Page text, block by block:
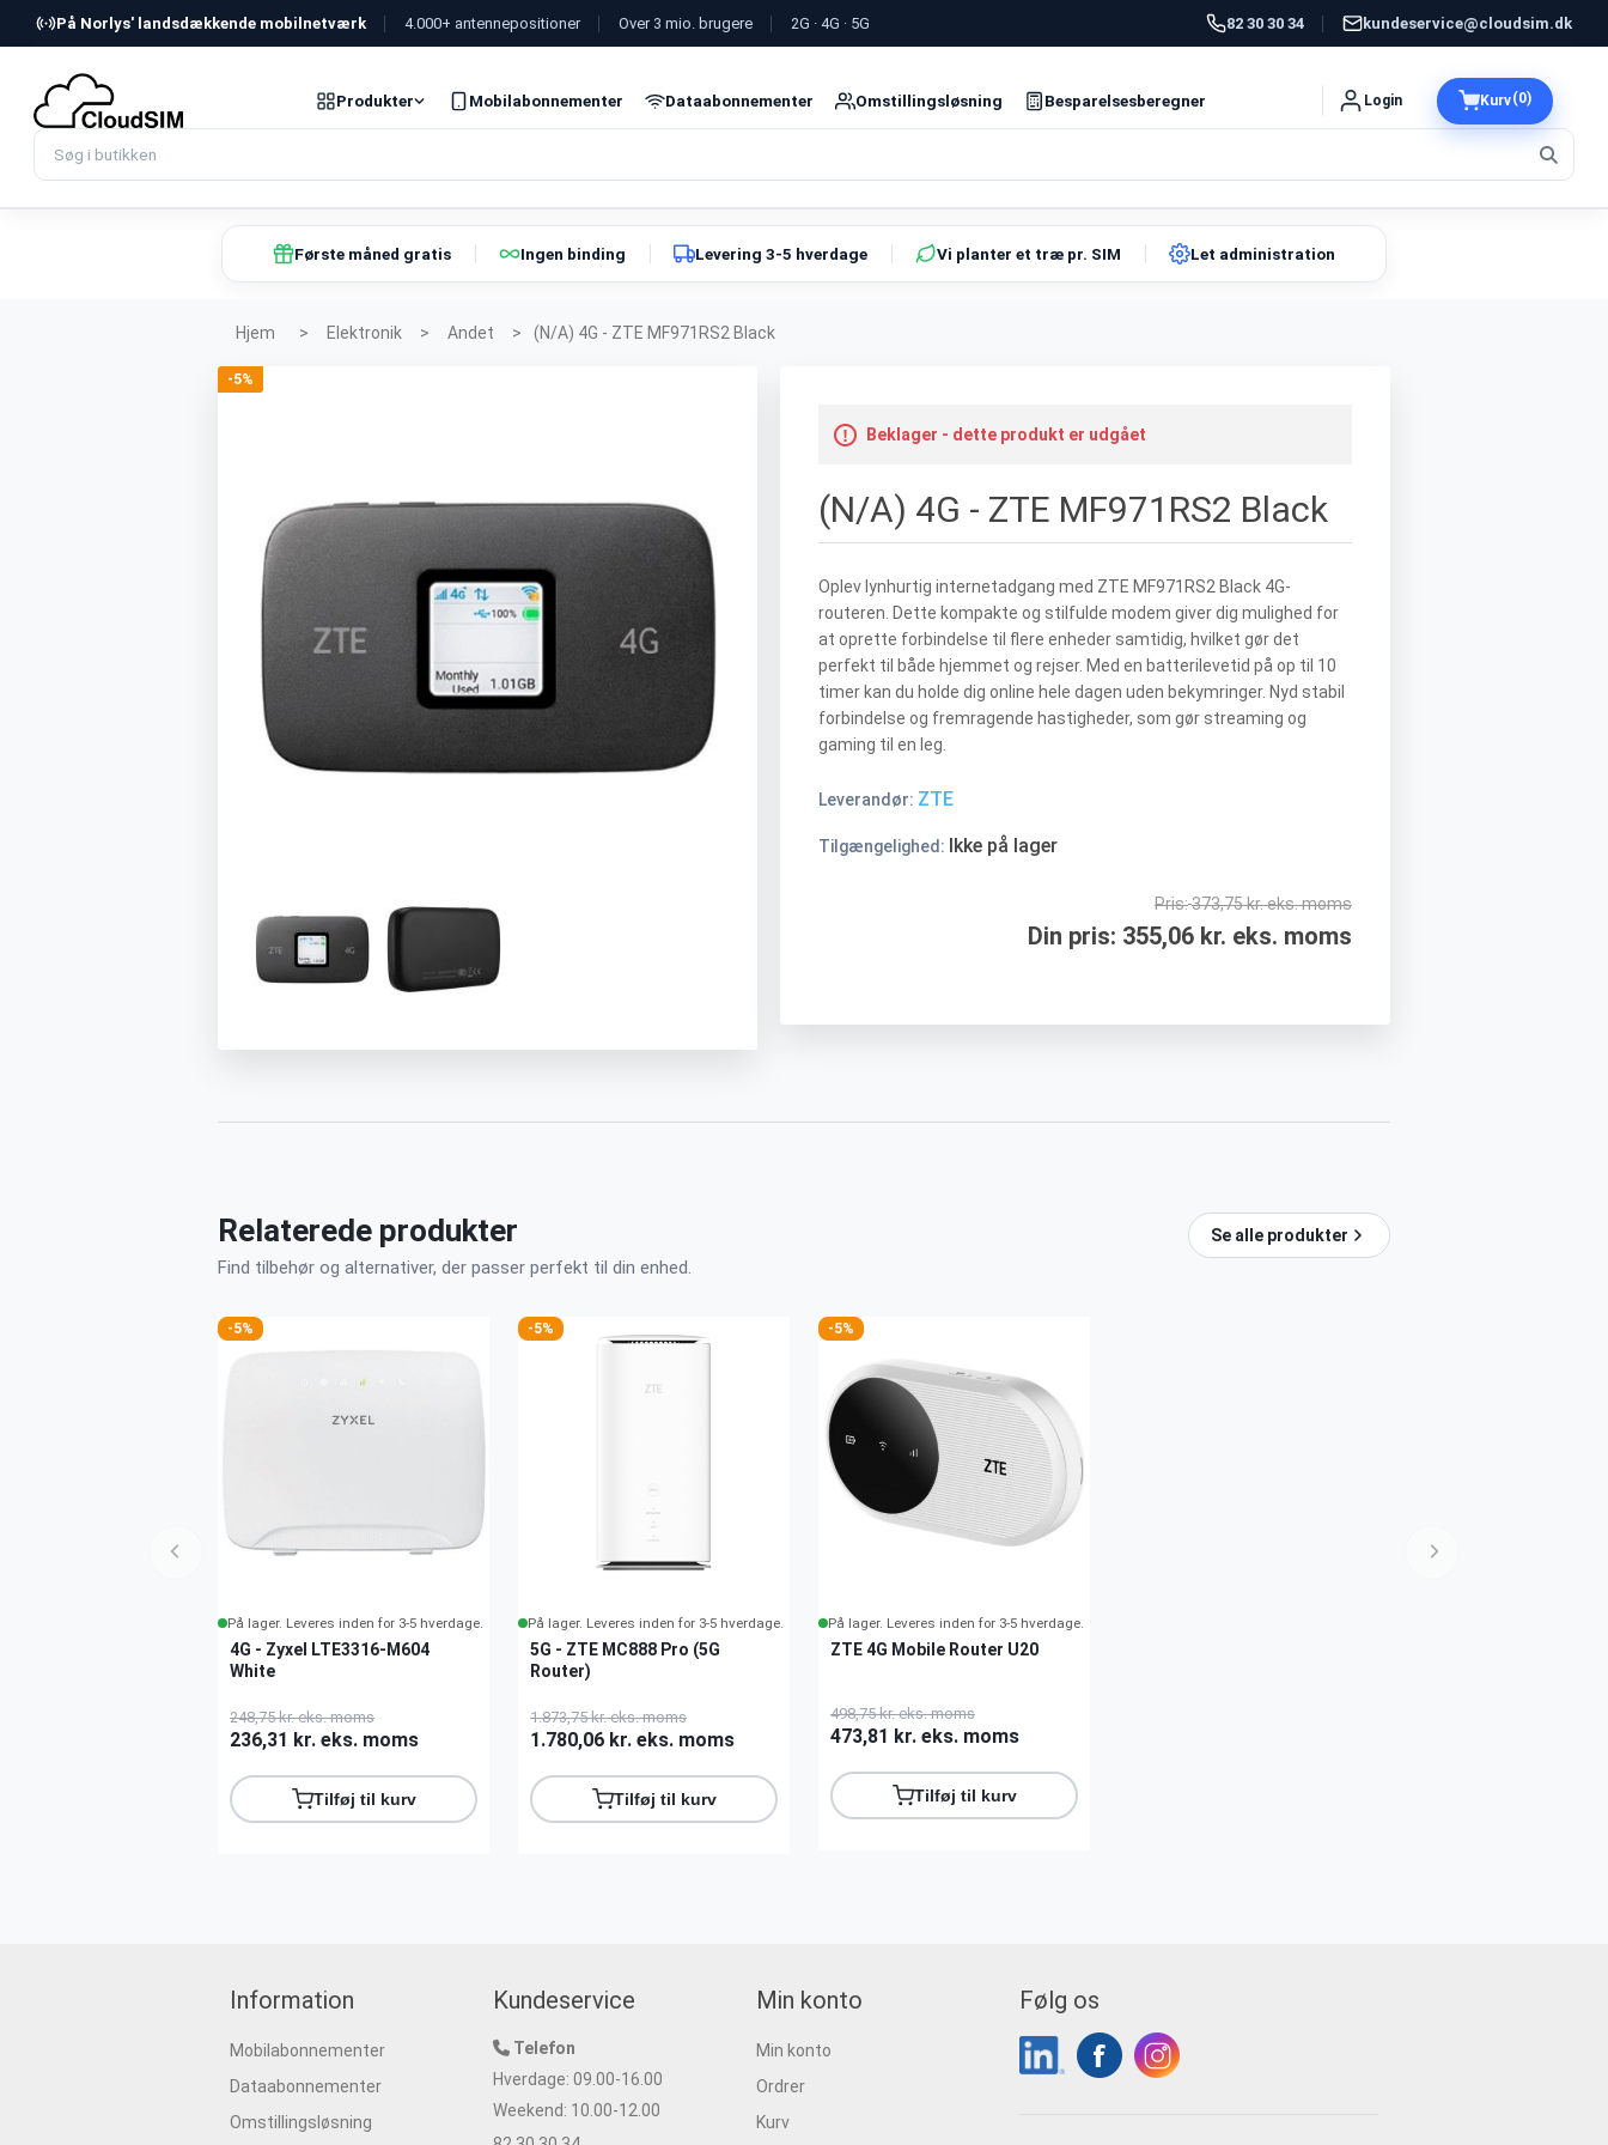
På Norlys' landsdækkende mobilnetværk 4.000+ antennepositioner Over 3 mio. brugere 2G · 4G · 5G 82 30 30 34 kundeservice@cloudsim.dk
Produkter Mobilabonnementer Dataabonnementer Omstillingsløsning Besparelsesberegner Login Kurv(0)
Første måned gratis Ingen binding Levering 3-5 hverdage Vi planter et træ pr. SIM Let administration
Hjem > Elektronik > Andet > (N/A) 4G - ZTE MF971RS2 Black
-5%
Beklager - dette produkt er udgået
(N/A) 4G - ZTE MF971RS2 Black
Oplev lynhurtig internetadgang med ZTE MF971RS2 Black 4G-
routeren. Dette kompakte og stilfulde modem giver dig mulighed for
at oprette forbindelse til flere enheder samtidig, hvilket gør det
perfekt til både hjemmet og rejser. Med en batterilevetid på op til 10
timer kan du holde dig online hele dagen uden bekymringer. Nyd stabil
forbindelse og fremragende hastigheder, som gør streaming og
gaming til en leg.
Leverandør: ZTE
Tilgængelighed: Ikke på lager
Pris:373,75 kr. eks. moms
Din pris: 355,06 kr. eks. moms
Relaterede produkter
Find tilbehør og alternativer, der passer perfekt til din enhed.
Se alle produkter
-5%
På lager. Leveres inden for 3-5 hverdage.
4G - Zyxel LTE3316-M604
White
248,75 kr. eks. moms
236,31 kr. eks. moms
Tilføj til kurv
-5%
På lager. Leveres inden for 3-5 hverdage.
5G - ZTE MC888 Pro (5G
Router)
1.873,75 kr. eks. moms
1.780,06 kr. eks. moms
Tilføj til kurv
-5%
På lager. Leveres inden for 3-5 hverdage.
ZTE 4G Mobile Router U20
498,75 kr. eks. moms
473,81 kr. eks. moms
Tilføj til kurv
Information
Mobilabonnementer
Dataabonnementer
Omstillingsløsning
Kundeservice
Telefon
Hverdage: 09.00-16.00
Weekend: 10.00-12.00
Min konto
Min konto
Ordrer
Kurv
Følg os